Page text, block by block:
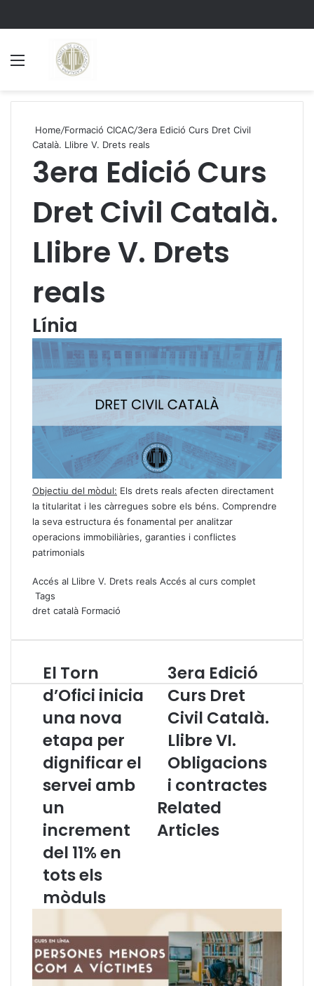
Home/Formació CICAC/3era Edició Curs Dret Civil
Català. Llibre V. Drets reals
3era Edició Curs
Dret Civil Català.
Llibre V. Drets
reals
Línia
Objectiu del mòdul: Els drets reals afecten directament
la titularitat i les càrregues sobre els béns. Comprendre
la seva estructura és fonamental per analitzar
operacions immobiliàries, garanties i conflictes
patrimonials
Accés al Llibre V. Drets reals Accés al curs complet
Tags
dret català Formació
E
l
T
o
n
d
O
f
i
i
n
c
a
u
n
a
El Torn
d’Ofici inicia
una nova
etapa per
dignificar el
servei amb
un
increment
del 11% en
tots els
mòduls
3
e
r
a
d
i
c
ó
C
u
C
i
v
i
3era Edició
Curs Dret
Civil Català.
Llibre VI.
Obligacions
i contractes
Related
Articles